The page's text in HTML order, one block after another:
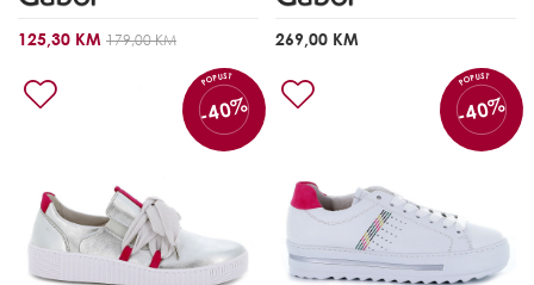
125,30 KM 179,00 KM 269,00 KM
POPUST
-40%
POPUST
-40%